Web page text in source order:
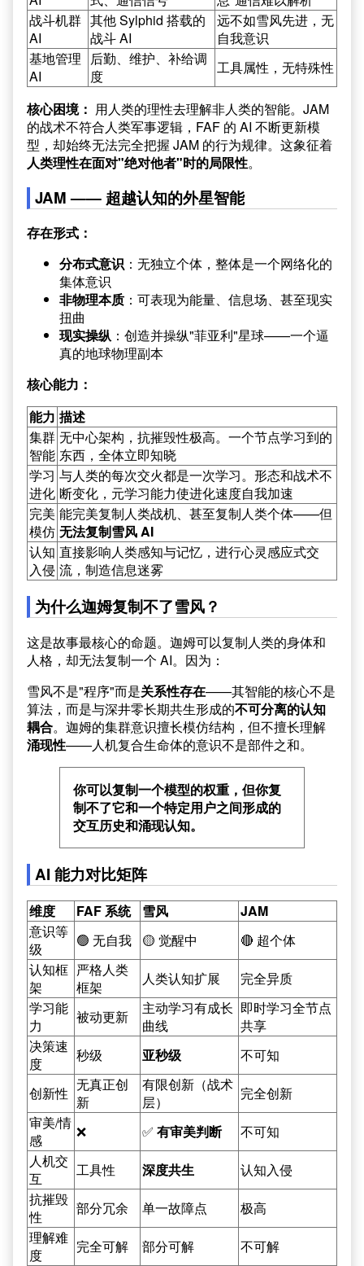
战斗机群
AI
其他 Sylphid 搭载的
战斗 AI
远不如雪风先进，无
自我意识
基地管理
AI
后勤、维护、补给调
度
工具属性，无特殊性
核心困境： 用人类的理性去理解非人类的智能。JAM
的战术不符合人类军事逻辑，FAF 的 AI 不断更新模
型，却始终无法完全把握 JAM 的行为规律。这象征着
人类理性在面对"绝对他者"时的局限性。
JAM —— 超越认知的外星智能
存在形式：
分布式意识 ：无独立个体，整体是一个网络化的
集体意识
非物理本质 ：可表现为能量、信息场、甚至现实
扭曲
现实操纵 ：创造并操纵"菲亚利"星球——一个逼
真的地球物理副本
核心能力：
能力 描述
集群
智能
无中心架构，抗摧毁性极高。一个节点学习到的
东西，全体立即知晓
学习
进化
与人类的每次交火都是一次学习。形态和战术不
断变化，元学习能力使进化速度自我加速
完美
模仿
能完美复制人类战机、甚至复制人类个体——但
无法复制雪风 AI
认知
入侵
直接影响人类感知与记忆，进行心灵感应式交
流，制造信息迷雾
为什么迦姆复制不了雪风？
这是故事最核心的命题。迦姆可以复制人类的身体和
人格，却无法复制一个 AI。因为：
雪风不是"程序"而是关系性存在——其智能的核心不是
算法，而是与深井零长期共生形成的不可分离的认知
耦合。迦姆的集群意识擅长模仿结构，但不擅长理解
涌现性——人机复合生命体的意识不是部件之和。
你可以复制一个模型的权重，但你复
制不了它和一个特定用户之间形成的
交互历史和涌现认知。
AI 能力对比矩阵
维度 FAF 系统 雪风
JAM
意识等
级
🟢 无自我 🟡 觉醒中
🔴 超个体
认知框
架
严格人类
框架
人类认知扩展
完全异质
学习能
力
被动更新
主动学习有成长
曲线
即时学习全节点
共享
决策速
度
秒级 亚秒级 不可知
创新性 无真正创
新
有限创新（战术
层）
完全创新
审美/情
感
❌ ✅ 有审美判断
不可知
人机交
互
工具性 深度共生
认知入侵
抗摧毁
性
部分冗余 单一故障点
极高
理解难
度
完全可解 部分可解 不可解